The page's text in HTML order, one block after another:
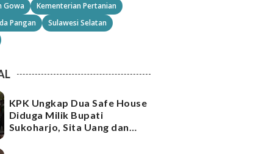
Gowa
Kementerian Pertanian
Pangan
Sulawesi Selatan
KPK Ungkap Dua Safe House
Diduga Milik Bupati
Sukoharjo, Sita Uang dan